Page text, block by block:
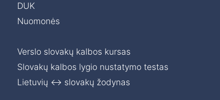
DUK
Nuomonės
Verslo slovakų kalbos kursas
Slovakų kalbos lygio nustatymo testas
Lietuvių ↔ slovakų žodynas